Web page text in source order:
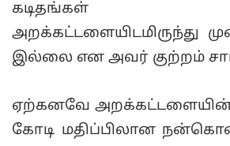
கடிதங்கள்
அறக்கட்டளையிடமிருந்து
இல்லை என அவர் குற்றம்
ஏற்கனவே அறக்கட்டளையின்
கோடி மதிப்பிலான